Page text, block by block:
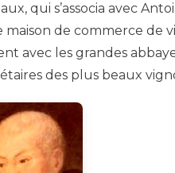
qui s’associa avec
maison de commerce de
avec les grandes
des plus beaux